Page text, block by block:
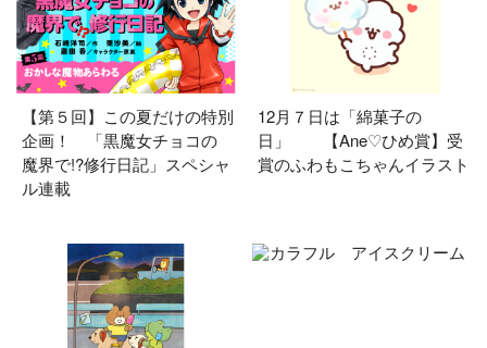
【第５回】この夏だけの特別
企画！ 「黒魔女チョコの
魔界で!?修行日記」スペシャ
ル連載
12月７日は「綿菓子の
日」 【Ane♡ひめ賞】受
賞のふわもこちゃんイラスト